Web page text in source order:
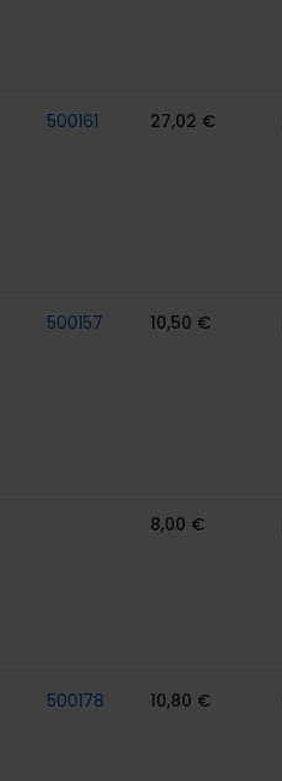
500161 27,02 €
500157 10,50 €
8,00 €
500178 10,80 €